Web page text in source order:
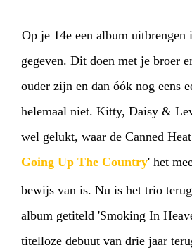
HOMEAGENDA
MY
Op je 14e een album uitbrengen
gegeven. Dit doen met je broer
ouder zijn en dan óók nog eens
helemaal niet. Kitty, Daisy &
wel gelukt, waar de Canned
Going Up The Country' het
bewijs van is. Nu is het trio
album getiteld 'Smoking In
titelloze debuut van drie jaar